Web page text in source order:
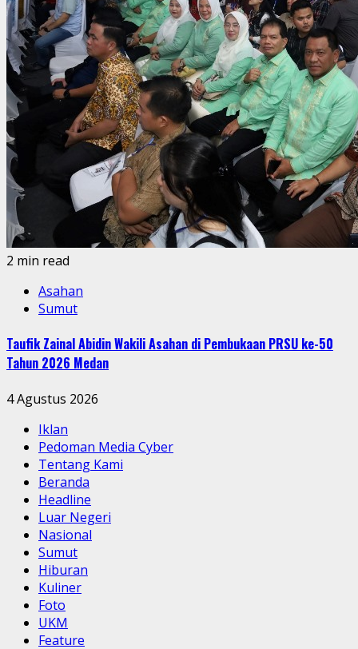
2 min read
Asahan
Sumut
Taufik Zainal Abidin Wakili Asahan di Pembukaan PRSU ke-50
Tahun 2026 Medan
4 Agustus 2026
Iklan
Pedoman Media Cyber
Tentang Kami
Beranda
Headline
Luar Negeri
Nasional
Sumut
Hiburan
Kuliner
Foto
UKM
Feature